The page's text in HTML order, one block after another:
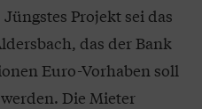
Projekt sei das
das der Bank
Euro-Vorhaben soll
Die Mieter